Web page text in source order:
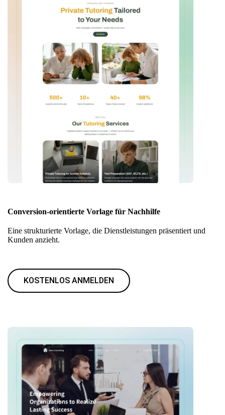
Conversion-orientierte Vorlage für Nachhilfe
Eine strukturierte Vorlage, die Dienstleistungen präsentiert und
Kunden anzieht.
KOSTENLOS ANMELDEN